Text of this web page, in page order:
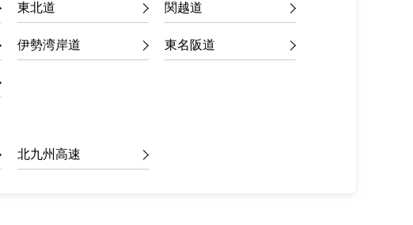
東北道 関越道
伊勢湾岸道 東名阪道
北九州高速